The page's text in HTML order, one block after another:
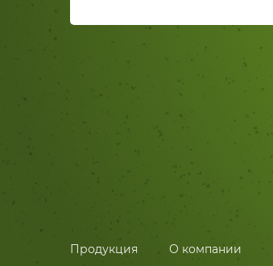
Продукция О компании